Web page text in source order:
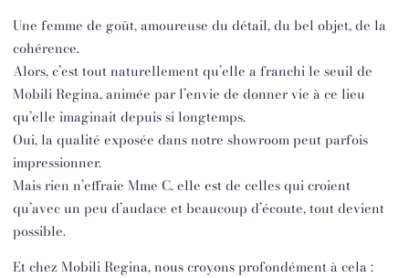
Une femme de goût, amoureuse du détail, du bel objet, de la
cohérence.
Alors, c’est tout naturellement qu’elle a franchi le seuil de
Mobili Regina, animée par l’envie de donner vie à ce lieu
qu’elle imaginait depuis si longtemps.
Oui, la qualité exposée dans notre showroom peut parfois
impressionner.
Mais rien n’effraie Mme C. elle est de celles qui croient
qu’avec un peu d’audace et beaucoup d’écoute, tout devient
possible.
Et chez Mobili Regina, nous croyons profondément à cela :